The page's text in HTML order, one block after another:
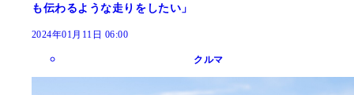
も伝わるような走りをしたい」
2024年01月11日 06:00
クルマ